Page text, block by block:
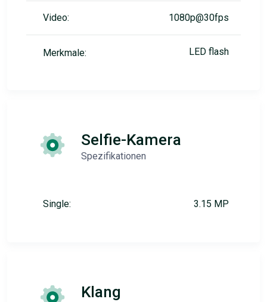
Video: 1080p@30fps
Merkmale: LED flash
Selfie-Kamera
Spezifikationen
Single: 3.15 MP
Klang